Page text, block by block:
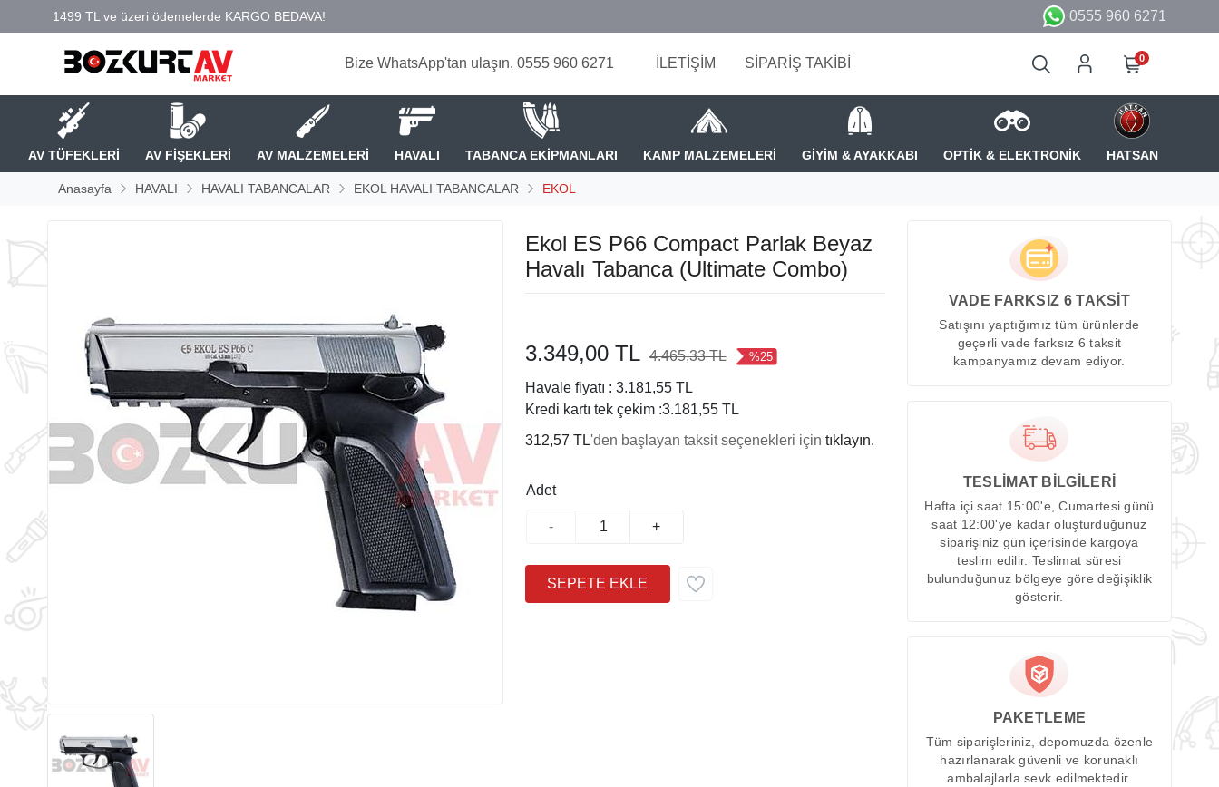
0555 960 6271
Bize WhatsApp'tan ulaşın. 0555 960 6271 İLETİŞİM SİPARİŞ TAKİBİ 0
AV TÜFEKLERİ AV FİŞEKLERİ AV MALZEMELERİ HAVALI TABANCA EKİPMANLARI KAMP MALZEMELERİ GİYİM & AYAKKABI OPTİK & ELEKTRONİK HATSAN
Anasayfa HAVALI HAVALI TABANCALAR EKOL HAVALI TABANCALAR EKOL
Ekol ES P66 Compact Parlak Beyaz
Havalı Tabanca (Ultimate Combo)
3.349,00 TL 4.465,33 TL %25
Havale fiyatı : 3.181,55 TL
Kredi kartı tek çekim :3.181,55 TL
312,57 TL'den başlayan taksit seçenekleri için tıklayın.
Adet
- +
VADE FARKSIZ 6 TAKSİT
Satışını yaptığımız tüm ürünlerde
geçerli vade farksız 6 taksit
kampanyamız devam ediyor.
TESLİMAT BİLGİLERİ
Hafta içi saat 15:00'e, Cumartesi günü
saat 12:00'ye kadar oluşturduğunuz
siparişiniz gün içerisinde kargoya
teslim edilir. Teslimat süresi
bulunduğunuz bölgeye göre değişiklik
gösterir.
PAKETLEME
Tüm siparişleriniz, depomuzda özenle
hazırlanarak güvenli ve korunaklı
ambalajlarla sevk edilmektedir.